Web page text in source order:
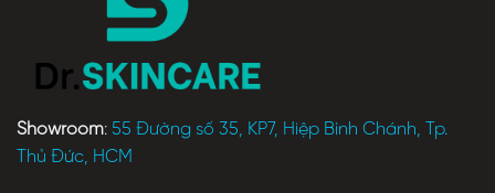
Showroom: 55 Đường số 35, KP7, Hiệp Bình Chánh, Tp.
Thủ Đức, HCM